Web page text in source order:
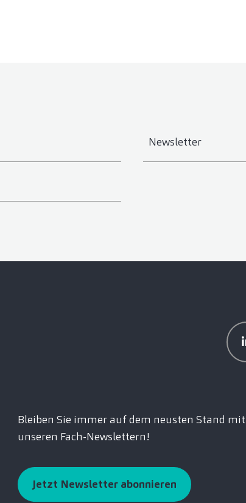
Newsletter
Bleiben Sie immer auf dem neusten Stand mit
unseren Fach-Newslettern!
Jetzt Newsletter abonnieren